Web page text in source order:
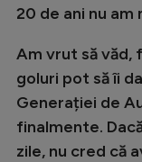
20 de ani nu
Am vrut să văd,
goluri pot să îi
Generației de
finalmente.
zile, nu cred că